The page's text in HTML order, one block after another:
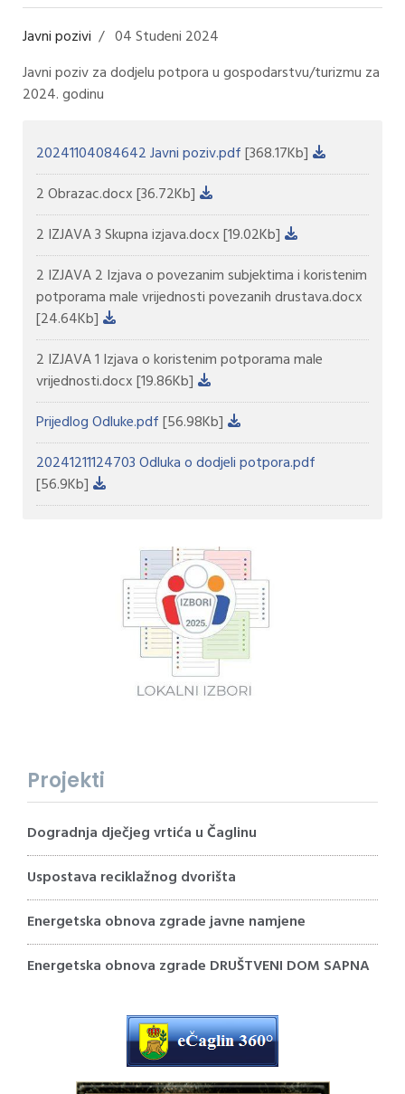
Javni pozivi
04 Studeni 2024
Javni poziv za dodjelu potpora u gospodarstvu/turizmu za
2024. godinu
20241104084642 Javni poziv.pdf[368.17Kb]
2 Obrazac.docx[36.72Kb]
2 IZJAVA 3 Skupna izjava.docx[19.02Kb]
2 IZJAVA 2 Izjava o povezanim subjektima i koristenim
potporama male vrijednosti povezanih drustava.docx
[24.64Kb]
2 IZJAVA 1 Izjava o koristenim potporama male
vrijednosti.docx[19.86Kb]
Prijedlog Odluke.pdf[56.98Kb]
20241211124703 Odluka o dodjeli potpora.pdf
[56.9Kb]
Projekti
Dogradnja dječjeg vrtića u Čaglinu
Uspostava reciklažnog dvorišta
Energetska obnova zgrade javne namjene
Energetska obnova zgrade DRUŠTVENI DOM SAPNA